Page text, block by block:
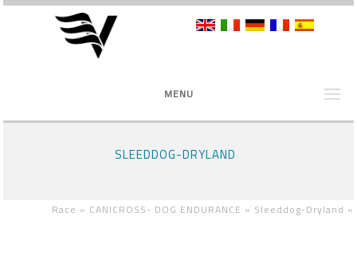
MENU
SLEEDDOG-DRYLAND
Race » CANICROSS- DOG ENDURANCE » Sleeddog-Dryland »